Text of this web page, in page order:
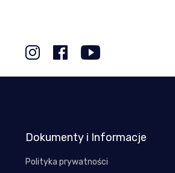
Dokumenty i Informacje
Polityka prywatności